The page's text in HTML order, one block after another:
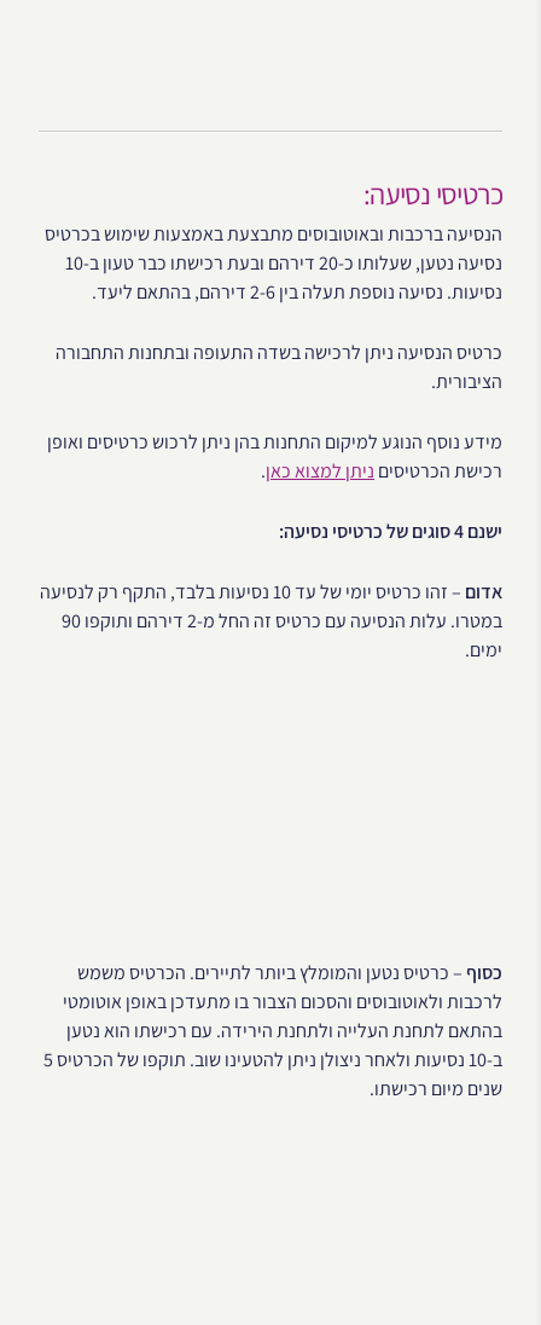
כרטיסי נסיעה:
הנסיעה ברכבות ובאוטובוסים מתבצעת באמצעות שימוש בכרטיס
נסיעה נטען, שעלותו כ-20 דירהם ובעת רכישתו כבר טעון ב-10
נסיעות. נסיעה נוספת תעלה בין 2-6 דירהם, בהתאם ליעד.
כרטיס הנסיעה ניתן לרכישה בשדה התעופה ובתחנות התחבורה
הציבורית.
מידע נוסף הנוגע למיקום התחנות בהן ניתן לרכוש כרטיסים ואופן
רכישת הכרטיסים ניתן למצוא כאן.
ישנם 4 סוגים של כרטיסי נסיעה:
אדום
– זהו כרטיס יומי של עד 10 נסיעות בלבד, התקף רק לנסיעה
במטרו. עלות הנסיעה עם כרטיס זה החל מ-2 דירהם ותוקפו 90
ימים.
כסוף– כרטיס נטען והמומלץ ביותר לתיירים. הכרטיס משמש
לרכבות ולאוטובוסים והסכום הצבור בו מתעדכן באופן אוטומטי
בהתאם לתחנת העלייה ולתחנת הירידה. עם רכישתו הוא נטען
ב-10 נסיעות ולאחר ניצולן ניתן להטעינו שוב. תוקפו של הכרטיס 5
שנים מיום רכישתו.